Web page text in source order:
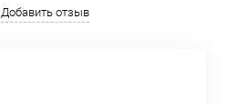
Добавить отзыв